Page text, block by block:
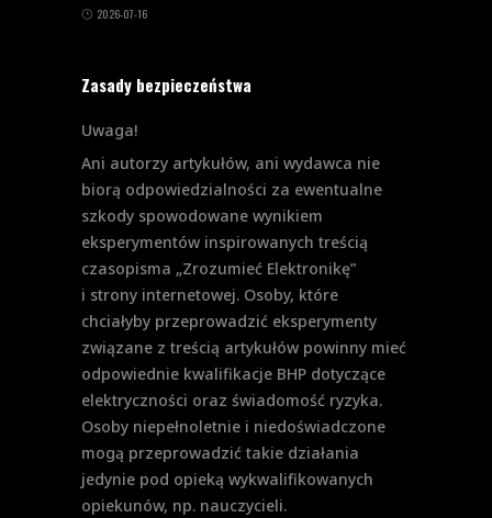
2026-07-16
Zasady bezpieczeństwa
Uwaga!
Ani autorzy artykułów, ani wydawca nie
biorą odpowiedzialności za ewentualne
szkody spowodowane wynikiem
eksperymentów inspirowanych treścią
czasopisma „Zrozumieć Elektronikę”
i strony internetowej. Osoby, które
chciałyby przeprowadzić eksperymenty
związane z treścią artykułów powinny mieć
odpowiednie kwalifikacje BHP dotyczące
elektryczności oraz świadomość ryzyka.
Osoby niepełnoletnie i niedoświadczone
mogą przeprowadzić takie działania
jedynie pod opieką wykwalifikowanych
opiekunów, np. nauczycieli.